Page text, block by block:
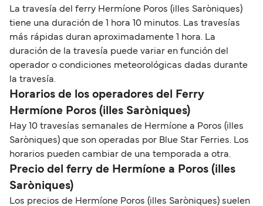
La travesía del ferry Hermíone Poros (illes Saròniques)
tiene una duración de 1 hora 10 minutos. Las travesías
más rápidas duran aproximadamente 1 hora. La
duración de la travesía puede variar en función del
operador o condiciones meteorológicas dadas durante
la travesía.
Horarios de los operadores del Ferry
Hermíone Poros (illes Saròniques)
Hay 10 travesías semanales de Hermíone a Poros (illes
Saròniques) que son operadas por Blue Star Ferries. Los
horarios pueden cambiar de una temporada a otra.
Precio del ferry de Hermíone a Poros (illes
Saròniques)
Los precios de Hermíone Poros (illes Saròniques) suelen